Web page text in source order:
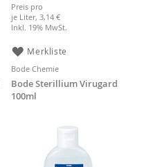
Preis pro
je Liter, 3,14 €
Inkl. 19% MwSt.
Merkliste
Bode Chemie
Bode Sterillium Virugard
100ml